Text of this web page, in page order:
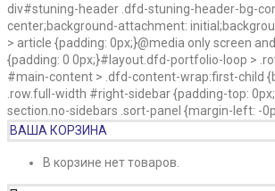
div#stuning-header .dfd-stuning-header-bg-
center;background-attachment:
> article {padding: 0px;}@media only screen
{padding: 0 0px;}#layout.dfd-portfolio-loop >
#main-content > .dfd-content-wrap:first-child
.row.full-width #right-sidebar {padding-top:
section.no-sidebars .sort-panel {margin-left: -
ВАША КОРЗИНА
В корзине нет товаров.